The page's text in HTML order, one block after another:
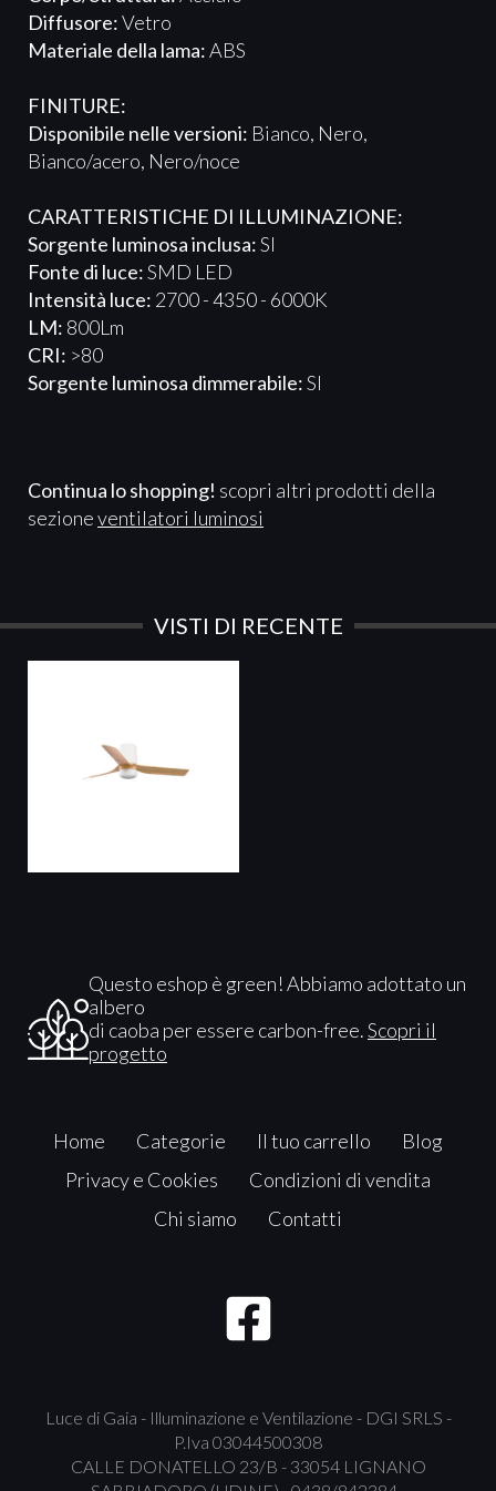
Diffusore:Vetro
Materiale della lama:ABS
FINITURE:
Disponibile nelle versioni: Bianco, Nero,
Bianco/acero, Nero/noce
CARATTERISTICHE DI ILLUMINAZIONE:
Sorgente luminosa inclusa:SI
Fonte di luce:SMD LED
Intensità luce: 2700 - 4350 - 6000K
LM: 800Lm
CRI: >80
Sorgente luminosa dimmerabile:SI
Continua lo shopping! scopri altri prodotti della
sezioneventilatori luminosi
VISTI DI RECENTE
Questo eshop è green! Abbiamo adottato un
albero
di caoba per essere carbon-free.Scopri il
progetto
Home Categorie Il tuo carrello
Blog
Privacy e Cookies
Condizioni di vendita
Chi siamo
Contatti
Luce di Gaia - Illuminazione e Ventilazione - DGI SRLS -
P.Iva 03044500308
CALLE DONATELLO 23/B - 33054 LIGNANO